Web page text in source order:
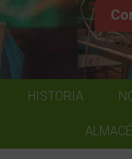
HISTORIA